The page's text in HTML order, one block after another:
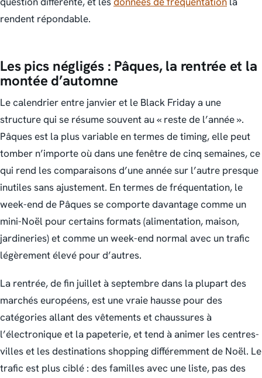
rendent répondable.
Les pics négligés : Pâques, la rentrée et la
montée d’automne
Le calendrier entre janvier et le Black Friday a une
structure qui se résume souvent au « reste de l’année ».
Pâques est la plus variable en termes de timing, elle peut
tomber n’importe où dans une fenêtre de cinq semaines, ce
qui rend les comparaisons d’une année sur l’autre presque
inutiles sans ajustement. En termes de fréquentation, le
week-end de Pâques se comporte davantage comme un
mini-Noël pour certains formats (alimentation, maison,
jardineries) et comme un week-end normal avec un trafic
légèrement élevé pour d’autres.
La rentrée, de fin juillet à septembre dans la plupart des
marchés européens, est une vraie hausse pour des
catégories allant des vêtements et chaussures à
l’électronique et la papeterie, et tend à animer les centres-
villes et les destinations shopping différemment de Noël. Le
trafic est plus ciblé : des familles avec une liste, pas des